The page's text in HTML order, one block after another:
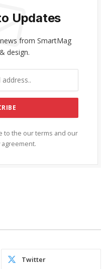
Updates
from SmartMag
design.
to the our terms and our
agreement.
Twitter